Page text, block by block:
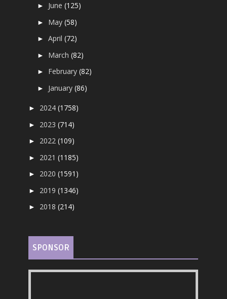
► June(125)
► May(58)
►April(72)
► March(82)
► February(82)
► January(86)
► 2024(1758)
► 2023(714)
► 2022(109)
► 2021(1185)
► 2020(1591)
► 2019(1346)
► 2018(214)
SPONSOR